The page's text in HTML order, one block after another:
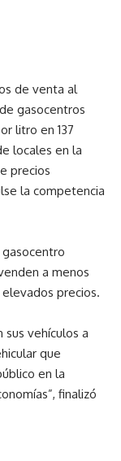
de venta al
gasocentros
litro en 137
locales en la
precios
la competencia
a menos
precios.
sus vehículos a
que
en la
finalizó